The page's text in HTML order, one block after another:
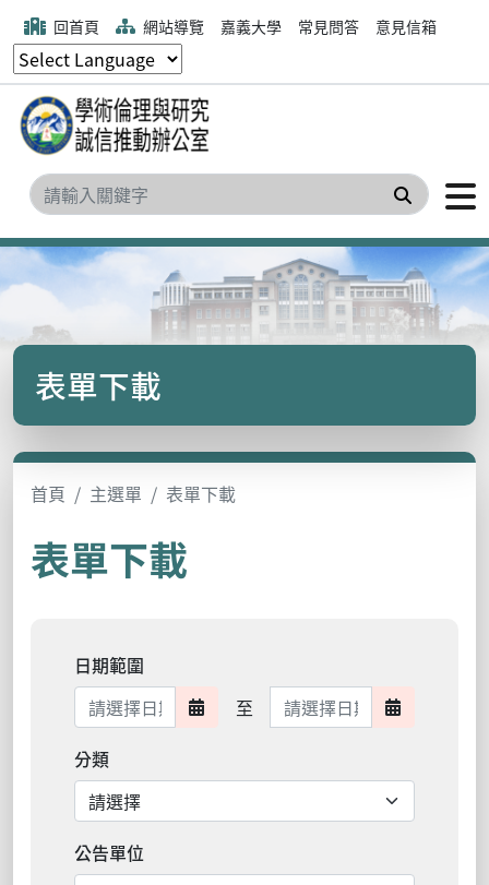
回首頁 網站導覽 嘉義大學 常見問答 意見信箱
搜尋
表單下載
首頁 主選單 表單下載
表單下載
日期範圍
日期範圍開始
至 日期範圍結束 日期範圍
分類
公告單位